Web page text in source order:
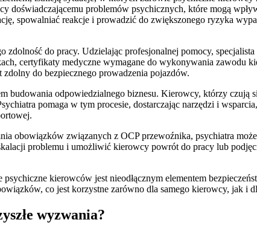
doświadczającemu problemów psychicznych, które mogą
spowalniać reakcje i prowadzić do zwiększonego ryzyka
do pracy. Udzielając profesjonalnej pomocy,
certyfikaty medyczne wymagane do wykonywania zawodu
do bezpiecznego prowadzenia pojazdów.
budowania odpowiedzialnego biznesu. Kierowcy, którzy czują
pomaga w tym procesie, dostarczając narzędzi i
obowiązków związanych z OCP przewoźnika, psychiatra
problemu i umożliwić kierowcy powrót do pracy lub
kierowców jest nieodłącznym elementem
co jest korzystne zarówno dla samego kierowcy, jak i
wyzwania?